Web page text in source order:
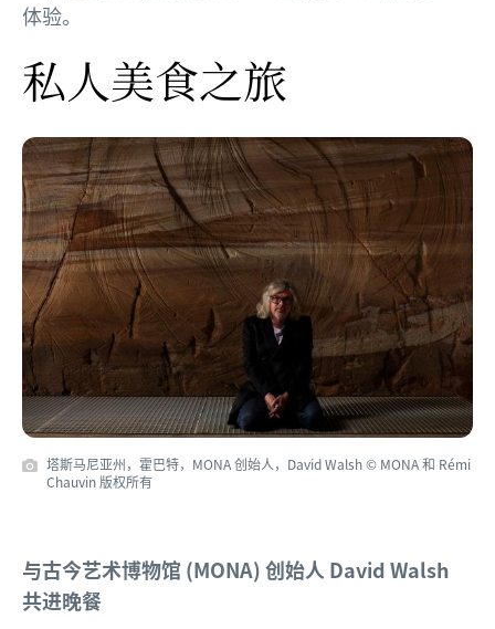
体验。
私人美食之旅
塔斯马尼亚州，霍巴特，MONA 创始人，David Walsh © MONA 和 Rémi
Chauvin 版权所有
与古今艺术博物馆 (MONA) 创始人 David Walsh
共进晚餐